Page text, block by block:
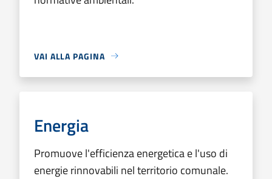
VAI ALLA PAGINA
Energia
Promuove l'efficienza energetica e l'uso di
energie rinnovabili nel territorio comunale.